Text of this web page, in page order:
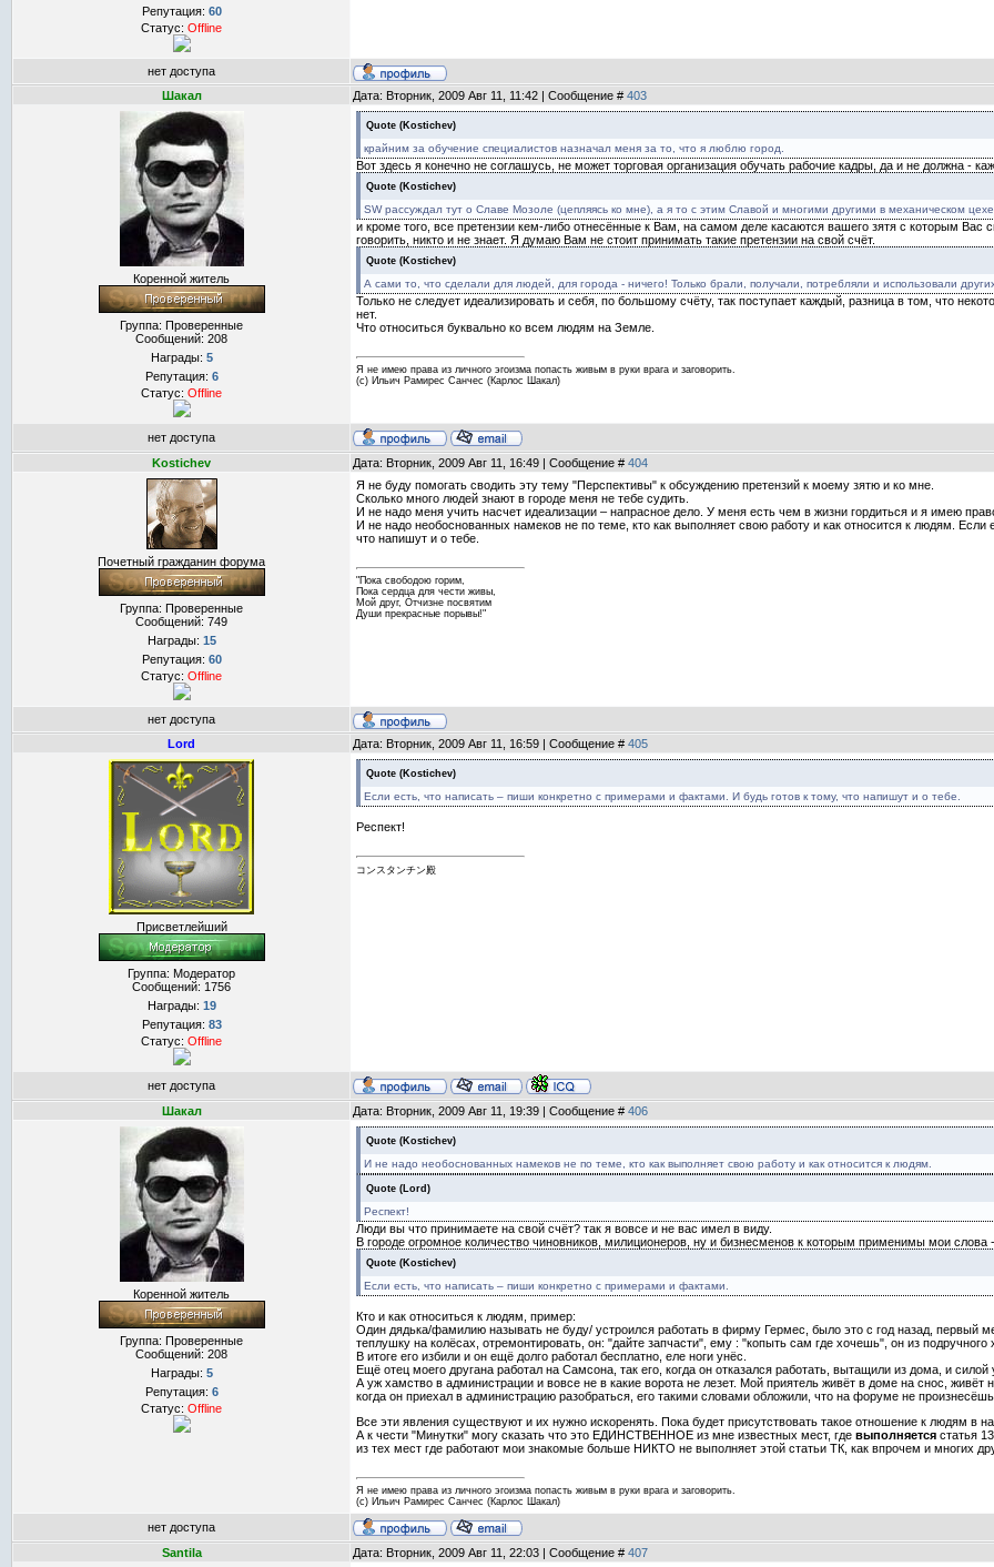
Репутация: 60
Статус: Offline
нет доступа
Шакал
Дата: Вторник, 2009 Авг 11, 11:42 | Сообщение # 403
Коренной житель
Группа: Проверенные
Сообщений: 208
Награды: 5
Репутация: 6
Статус: Offline
Quote ( Kostichev)
крайним за обучение специалистов назначал меня за то, что я люблю город.
Вот здесь я конечно не соглашусь, не может торговая организация обучать рабочие кадры, да и не должна -
Quote ( Kostichev)
SW рассуждал тут о Славе Мозоле (цепляясь ко мне), а я то с этим Славой и многими другими в механическом
и кроме того, все претензии кем-либо отнесённые к Вам, на самом деле касаются вашего зятя с которым
говорить, никто и не знает. Я думаю Вам не стоит принимать такие претензии на свой счёт.
Quote ( Kostichev)
А сами то, что сделали для людей, для города - ничего! Только брали, получали, потребляли и использовали
Только не следует идеализировать и себя, по большому счёту, так поступает каждый, разница в том, что
нет.
Что относиться буквально ко всем людям на Земле.
Я не имею права из личного эгоизма попасть живым в руки врага и заговорить.
(с) Ильич Рамирес Санчес (Карлос Шакал)
нет доступа
Kostichev
Дата: Вторник, 2009 Авг 11, 16:49 | Сообщение # 404
Почетный гражданин форума
Группа: Проверенные
Сообщений: 749
Награды: 15
Репутация: 60
Статус: Offline
Я не буду помогать сводить эту тему "Перспективы" к обсуждению претензий к моему зятю и ко мне.
Сколько много людей знают в городе меня не тебе судить.
И не надо меня учить насчет идеализации – напрасное дело. У меня есть чем в жизни гордиться и я имею
И не надо необоснованных намеков не по теме, кто как выполняет свою работу и как относится к людям.
что напишут и о тебе.
"Пока свободою горим,
Пока сердца для чести живы,
Мой друг, Отчизне посвятим
Души прекрасные порывы!"
нет доступа
Lord
Дата: Вторник, 2009 Авг 11, 16:59 | Сообщение # 405
Присветлейший
Группа: Модератор
Сообщений: 1756
Награды: 19
Репутация: 83
Статус: Offline
Quote ( Kostichev)
Если есть, что написать – пиши конкретно с примерами и фактами. И будь готов к тому, что напишут и о тебе.
Респект!
コンスタンチン殿
нет доступа
Шакал
Дата: Вторник, 2009 Авг 11, 19:39 | Сообщение # 406
Коренной житель
Группа: Проверенные
Сообщений: 208
Награды: 5
Репутация: 6
Статус: Offline
Quote ( Kostichev)
И не надо необоснованных намеков не по теме, кто как выполняет свою работу и как относится к людям.
Quote ( Lord )
Респект!
Люди вы что принимаете на свой счёт? так я вовсе и не вас имел в виду.
В городе огромное количество чиновников, милиционеров, ну и бизнесменов к которым применимы мои слова
Quote ( Kostichev)
Если есть, что написать – пиши конкретно с примерами и фактами.
Кто и как относиться к людям, пример:
Один дядька/фамилию называть не буду/ устроился работать в фирму Гермес, было это с год назад, первый
теплушку на колёсах, отремонтировать, он: "дайте запчасти", ему : "копыть сам где хочешь", он из
В итоге его избили и он ещё долго работал бесплатно, еле ноги унёс.
Ещё отец моего другана работал на Самсона, так его, когда он отказался работать, вытащили из дома, и силой
А уж хамство в администрации и вовсе не в какие ворота не лезет. Мой приятель живёт в доме на снос, живёт
когда он приехал в администрацию разобраться, его такими словами обложили, что на форуме не произнесёшь.
Все эти явления существуют и их нужно искоренять. Пока будет присутствовать такое отношение к людям в
А к чести "Минутки" могу сказать что это ЕДИНСТВЕННОЕ из мне известных мест, где выполняется статья
из тех мест где работают мои знакомые больше НИКТО не выполняет этой статьи ТК, как впрочем и многих
Я не имею права из личного эгоизма попасть живым в руки врага и заговорить.
(с) Ильич Рамирес Санчес (Карлос Шакал)
нет доступа
Santila
Дата: Вторник, 2009 Авг 11, 22:03 | Сообщение # 407